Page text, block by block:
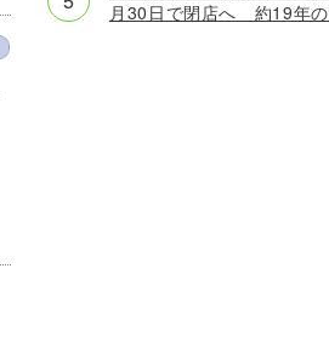
月30日で閉店へ 約19年